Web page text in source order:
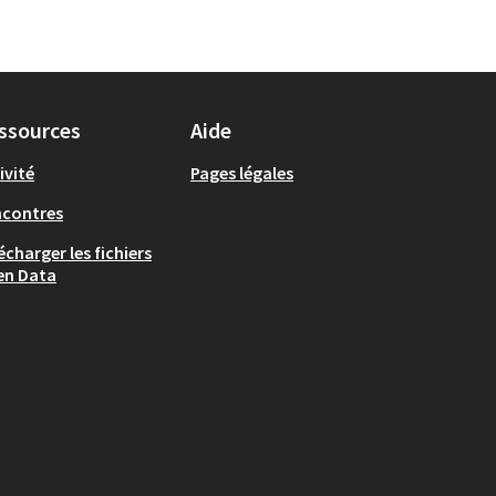
les fichiers
Data
Aide
Pages légales